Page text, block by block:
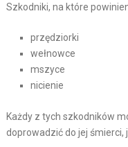
Szkodniki, na które
przędziorki
wełnowce
mszyce
nicienie
Każdy z tych szkodników
doprowadzić do jej śmierci,